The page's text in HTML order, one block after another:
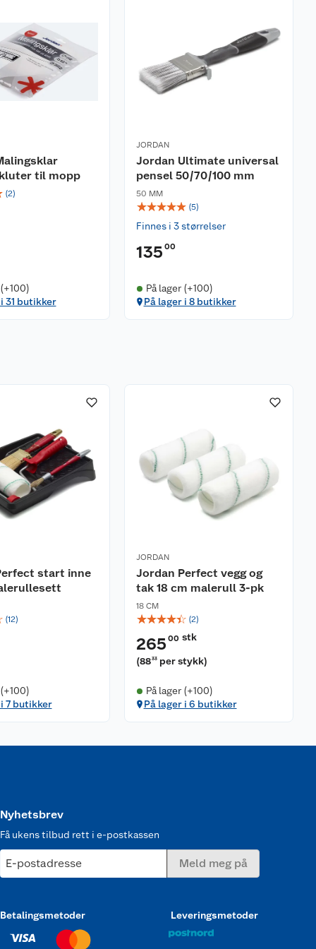
til mopp
(2)
31 butikker
JORDAN
Jordan Ultimate universal
pensel 50/70/100 mm
50 MM
☆☆☆☆☆ (5)
Finnes i 3 størrelser
135 00
På lager (+100)
På lager i 8 butikker
start inne
(12)
7 butikker
JORDAN
Jordan Perfect vegg og
tak 18 cm malerull 3-pk
18 CM
☆☆☆☆☆ (2)
265 00 stk
(8833 per stykk)
På lager (+100)
På lager i 6 butikker
Nyhetsbrev
Få ukens tilbud rett i e-postkassen
E-postadresse Meld meg på
Betalingsmetoder Leveringsmetoder